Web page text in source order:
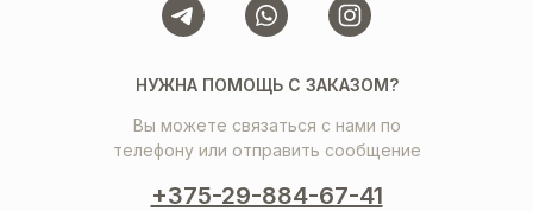
НУЖНА ПОМОЩЬ С ЗАКАЗОМ?
Вы можете связаться с нами по
телефону или отправить сообщение
+375-29-884-67-41